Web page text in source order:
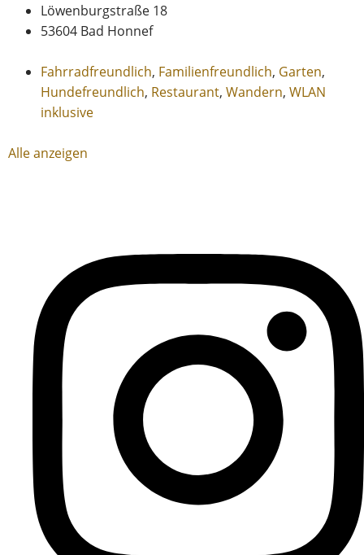
Löwenburgstraße 18
53604 Bad Honnef
Fahrradfreundlich, Familienfreundlich, Garten,
Hundefreundlich, Restaurant, Wandern, WLAN
inklusive
Alle anzeigen